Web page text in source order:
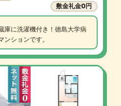
敷金礼金0円
庫に洗濯機付き！徳島大学病
ションです。